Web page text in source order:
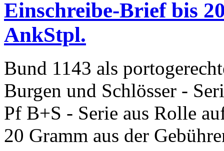
Einschreibe-Brief bis
AnkStpl.
Bund 1143 als
Burgen und Schlösser -
Pf B+S - Serie aus Rolle
20 Gramm aus der